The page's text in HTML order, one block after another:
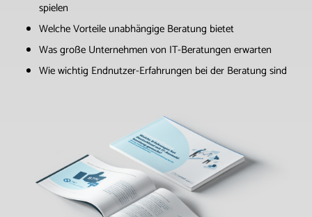
spielen
Welche Vorteile unabhängige Beratung bietet
Was große Unternehmen von IT-Beratungen erwarten
Wie wichtig Endnutzer-Erfahrungen bei der Beratung sind